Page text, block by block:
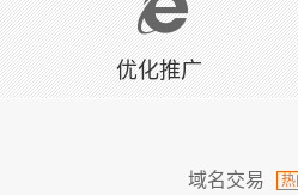
优化推广
域名交易 热